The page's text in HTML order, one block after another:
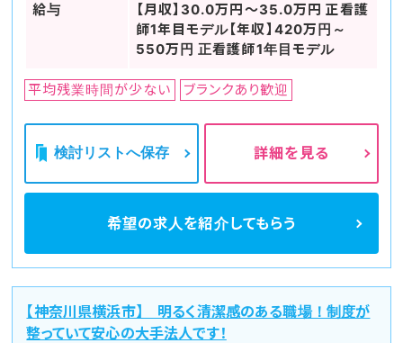
給与
【月収】30.0万円～35.0万円 正看護
師1年目モデル【年収】420万円～
550万円 正看護師1年目モデル
平均残業時間が少ない ブランクあり歓迎
検討リストへ保存 詳細を見る
希望の求人を紹介してもらう
【神奈川県横浜市】 明るく清潔感のある職場！制度が
整っていて安心の大手法人です！